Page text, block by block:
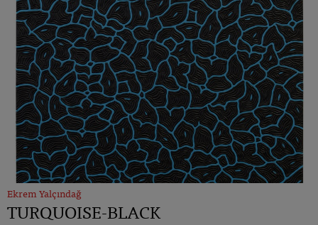
Ekrem Yalçındağ
TURQUOISE-BLACK